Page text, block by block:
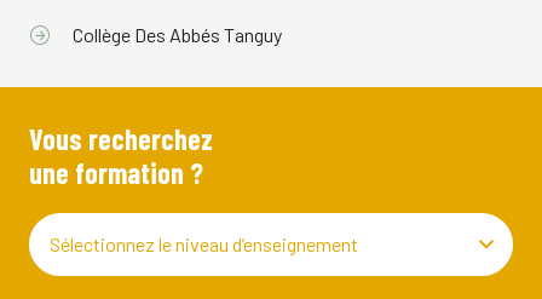
Collège Des Abbés Tanguy
Vous recherchez
une formation ?
Sélectionnez le niveau d’enseignement